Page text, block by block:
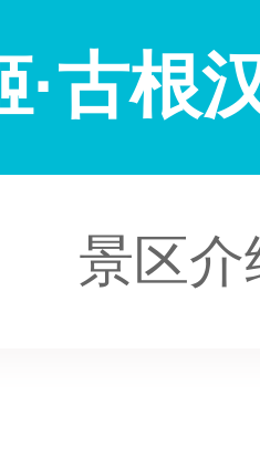
·古根
景区介